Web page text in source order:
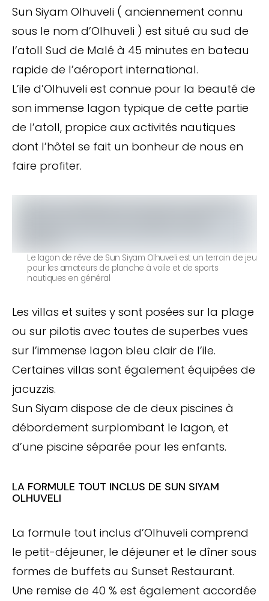
Sun Siyam Olhuveli ( anciennement connu
sous le nom d’Olhuveli ) est situé au sud de
l’atoll Sud de Malé à 45 minutes en bateau
rapide de l’aéroport international.
L’ile d’Olhuveli est connue pour la beauté de
son immense lagon typique de cette partie
de l’atoll, propice aux activités nautiques
dont l’hôtel se fait un bonheur de nous en
faire profiter.
Le lagon de rêve de Sun Siyam Olhuveli est un terrain de jeu
pour les amateurs de planche à voile et de sports
nautiques en général
Les villas et suites y sont posées sur la plage
ou sur pilotis avec toutes de superbes vues
sur l’immense lagon bleu clair de l’ile.
Certaines villas sont également équipées de
jacuzzis.
Sun Siyam dispose de de deux piscines à
débordement surplombant le lagon, et
d’une piscine séparée pour les enfants.
LA FORMULE TOUT INCLUS DE SUN SIYAM
OLHUVELI
La formule tout inclus d’Olhuveli comprend
le petit-déjeuner, le déjeuner et le dîner sous
formes de buffets au Sunset Restaurant.
Une remise de 40 % est également accordée